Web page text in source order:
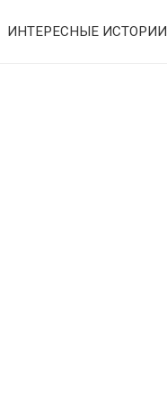
ИНТЕРЕСНЫЕ ИСТОРИИ